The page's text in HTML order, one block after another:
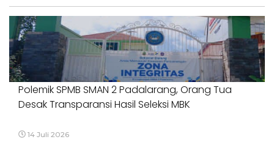
Polemik SPMB SMAN 2 Padalarang, Orang Tua
Desak Transparansi Hasil Seleksi MBK
14 Juli 2026